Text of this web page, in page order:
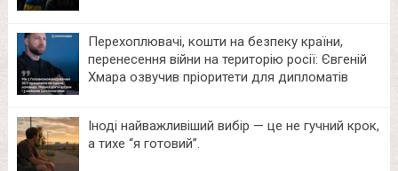
Перехоплювачі, кошти на безпеку країни,
перенесення війни на територію росії: Євгеній
Хмара озвучив пріоритети для дипломатів
Іноді найважливіший вибір — це не гучний крок,
а тихе “я готовий”.